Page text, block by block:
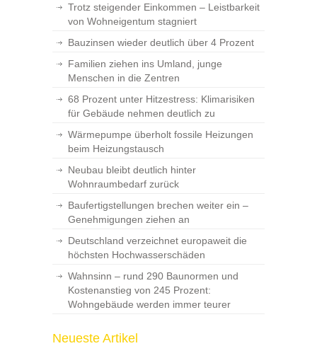
Trotz steigender Einkommen – Leistbarkeit
von Wohneigentum stagniert
Bauzinsen wieder deutlich über 4 Prozent
Familien ziehen ins Umland, junge
Menschen in die Zentren
68 Prozent unter Hitzestress: Klimarisiken
für Gebäude nehmen deutlich zu
Wärmepumpe überholt fossile Heizungen
beim Heizungstausch
Neubau bleibt deutlich hinter
Wohnraumbedarf zurück
Baufertigstellungen brechen weiter ein –
Genehmigungen ziehen an
Deutschland verzeichnet europaweit die
höchsten Hochwasserschäden
Wahnsinn – rund 290 Baunormen und
Kostenanstieg von 245 Prozent:
Wohngebäude werden immer teurer
Neueste Artikel